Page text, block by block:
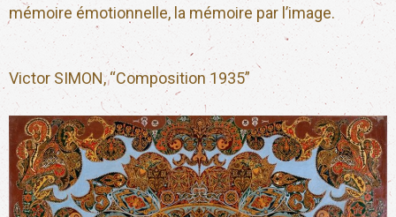
mémoire émotionnelle, la mémoire par l’image.
Victor SIMON, “Composition 1935”